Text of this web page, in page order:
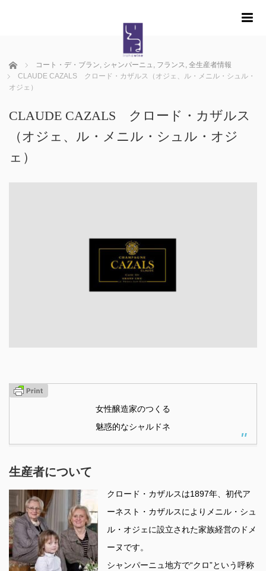
ホーム コート・デ・ブラン, シャンパーニュ , フランス, 全生産者情報
CLAUDE CAZALS クロード・カザルス（オジェ、ル・メニル・シュル・
オジェ）
CLAUDE CAZALS クロード・カザルス
（オジェ、ル・メニル・シュル・オジ
ェ）
女性醸造家のつくる
魅惑的なシャルドネ
生産者について
クロード・カザルスは1897年、初代ア
ーネスト・カザルスによりメニル・シュ
ル・オジェに設立された家族経営のドメ
ーヌです。
シャンパーニュ地方で“クロ”という呼称